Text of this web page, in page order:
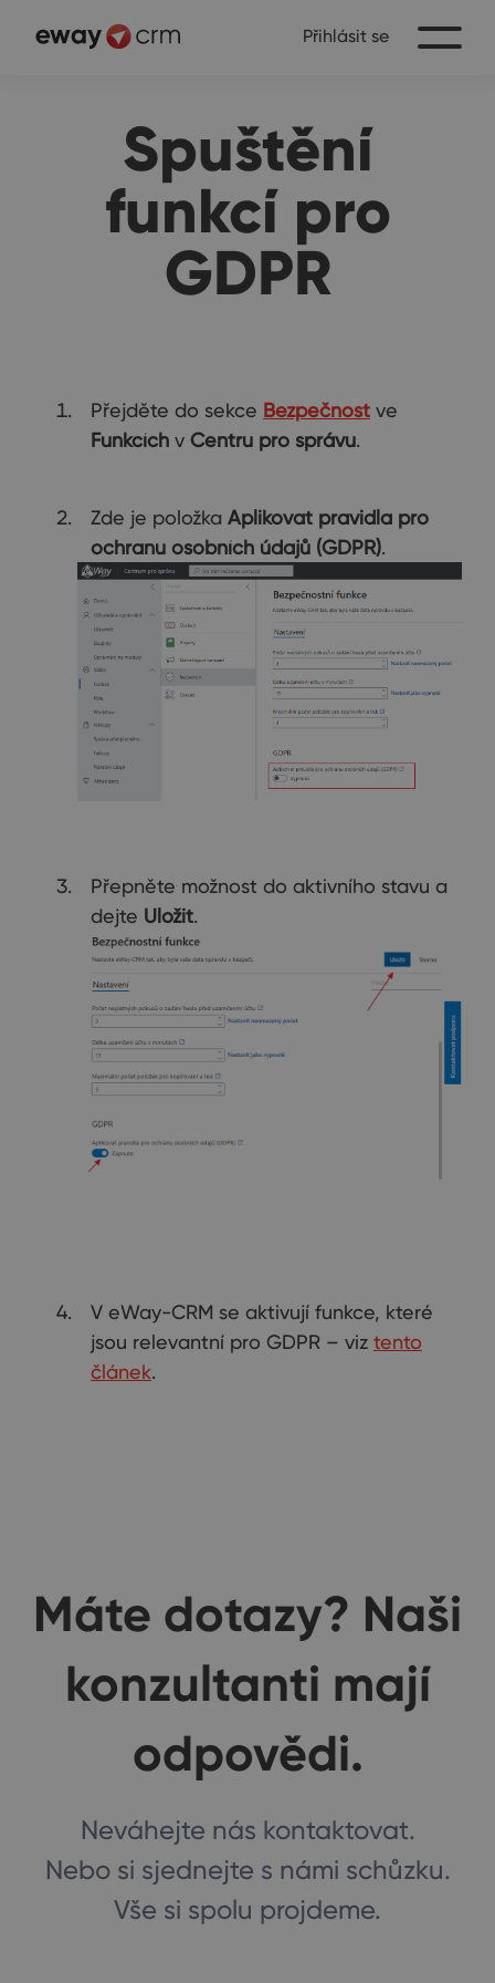
Přihlásit se
Spuštění
funkcí pro
GDPR
Přejděte do sekce Bezpečnost ve
Funkcích v Centru pro správu.
Zde je položka Aplikovat pravidla pro
ochranu osobních údajů (GDPR).
Přepněte možnost do aktivního stavu a
dejte Uložit.
V eWay-CRM se aktivují funkce, které
jsou relevantní pro GDPR – viz tento
článek.
Máte dotazy? Naši
konzultanti mají
odpovědi.
Neváhejte nás kontaktovat.
Nebo si sjednejte s námi schůzku.
Vše si spolu projdeme.